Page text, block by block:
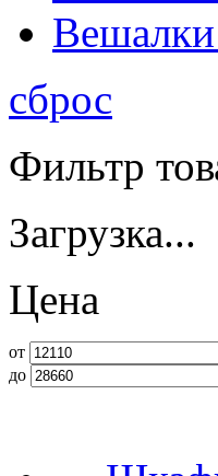
сброс
Фильтр
Загрузка...
Цена
от
до